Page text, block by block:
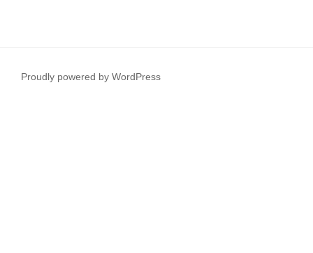
Proudly powered by WordPress